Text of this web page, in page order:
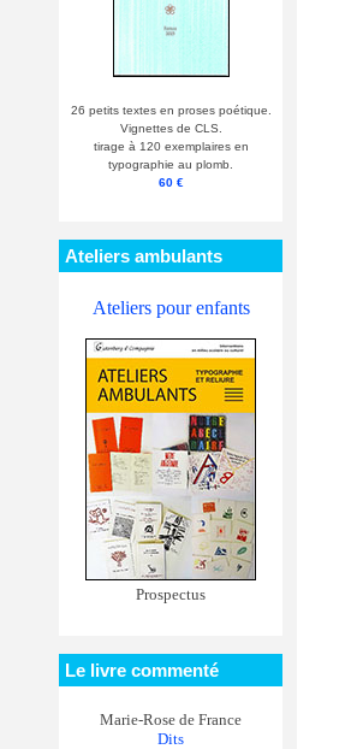
26 petits textes en proses poétique.
Vignettes de CLS.
tirage à 120 exemplaires en
typographie au plomb.
60 €
Ateliers ambulants
Ateliers pour enfants
Prospectus
Le livre commenté
Marie-Rose de France
Dits